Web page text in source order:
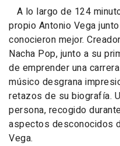
A lo largo de 124
propio Antonio Vega
conocieron mejor.
Nacha Pop, junto a su
de emprender una
músico desgrana
retazos de su biografía.
persona, recogido
aspectos desconocidos
Vega.